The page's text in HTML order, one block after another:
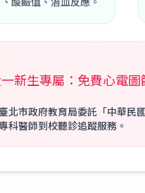
新生專屬：免費心電圖
北市政府教育局委託「中華民
科醫師到校聽診追蹤服務。